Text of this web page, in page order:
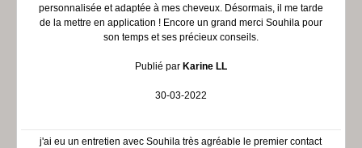
personnalisée et adaptée à mes cheveux. Désormais, il me tarde
de la mettre en application ! Encore un grand merci Souhila pour
son temps et ses précieux conseils.
Publié par Karine LL
30-03-2022
j'ai eu un entretien avec Souhila très agréable le premier contact